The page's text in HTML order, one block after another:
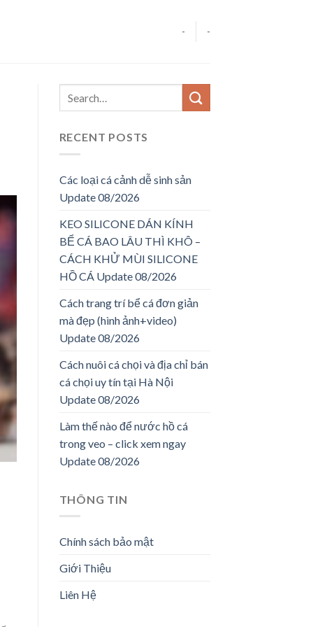
- -
RECENT POSTS
Các loại cá cảnh dễ sinh sản
Update 08/2026
KEO SILICONE DÁN KÍNH
BỂ CÁ BAO LÂU THÌ KHÔ –
CÁCH KHỬ MÙI SILICONE
HỒ CÁ Update 08/2026
Cách trang trí bể cá đơn giản
mà đẹp (hình ảnh+video)
Update 08/2026
Cách nuôi cá chọi và địa chỉ bán
cá chọi uy tín tại Hà Nội
Update 08/2026
Làm thế nào để nước hồ cá
trong veo – click xem ngay
Update 08/2026
THÔNG TIN
Chính sách bảo mật
Giới Thiệu
Liên Hệ